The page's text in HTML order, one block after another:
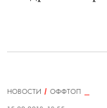
НОВОСТИ
ОФФТОП